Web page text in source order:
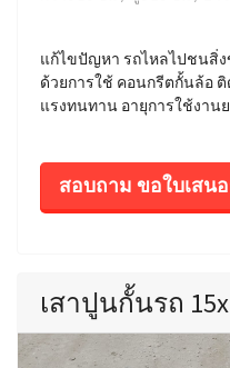
แก้ไขปัญหา รถไหลไปชนสิ่
ด้วยการใช้ คอนกรีตกั้นล้อ
แรงทนทาน อายุการใช้งาน
สอบถาม ขอใบเสน
เสาปูนกั้นรถ